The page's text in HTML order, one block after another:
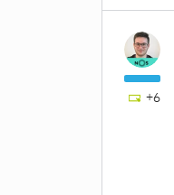
+6